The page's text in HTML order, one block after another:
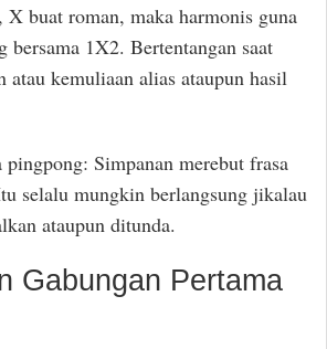
X buat roman, maka harmonis guna
bersama 1X2. Bertentangan saat
atau kemuliaan alias ataupun hasil
Simpanan merebut frasa
selalu mungkin berlangsung jikalau
ataupun ditunda.
Gabungan Pertama